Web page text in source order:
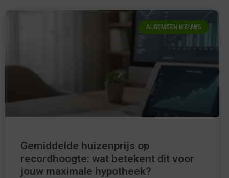
ALGEMEEN NIEUWS
Gemiddelde huizenprijs op
recordhoogte: wat betekent dit voor
jouw maximale hypotheek?